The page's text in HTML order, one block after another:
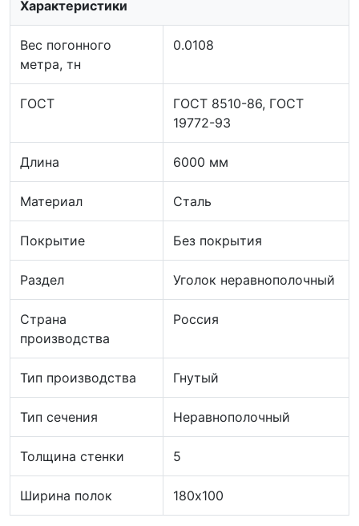
Характеристики
Вес погонного
метра, тн
0.0108
ГОСТ
ГОСТ 8510-86, ГОСТ
19772-93
Длина 6000 мм
Материал Сталь
Покрытие Без покрытия
Раздел Уголок неравнополочный
Страна
производства
Россия
Тип производства Гнутый
Тип сечения Неравнополочный
Толщина стенки 5
Ширина полок 180х100